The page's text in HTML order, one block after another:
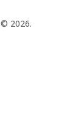
2026.